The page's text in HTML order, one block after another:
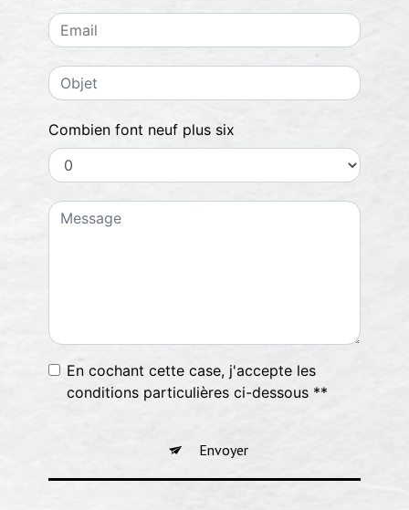
Combien font neuf plus six
En cochant cette case, j'accepte les
conditions particulières ci-dessous **
Envoyer